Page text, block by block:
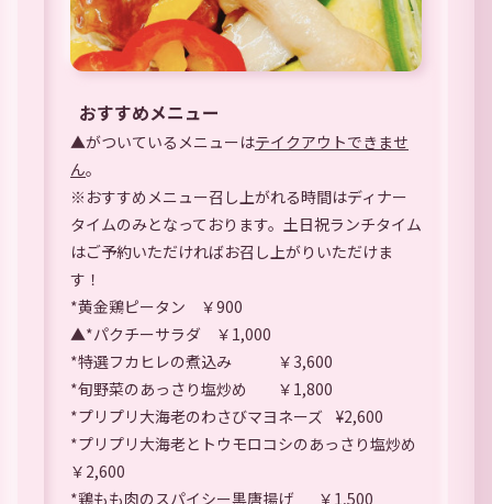
おすすめメニュー
▲がついているメニューはテイクアウトできませ
ん。
※おすすめメニュー召し上がれる時間はディナー
タイムのみとなっております。土日祝ランチタイム
はご予約いただければお召し上がりいただけま
す！
*黄金鶏ピータン ￥900
▲*パクチーサラダ ￥1,000
*特選フカヒレの煮込み ￥3,600
*旬野菜のあっさり塩炒め ￥1,800
*プリプリ大海老のわさびマヨネーズ ¥2,600
*プリプリ大海老とトウモロコシのあっさり塩炒め
￥2,600
*鶏もも肉のスパイシー黒唐揚げ ￥1,500